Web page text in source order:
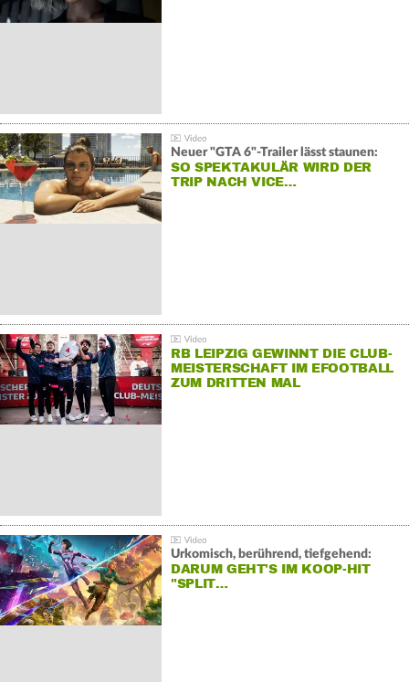
Neuer "GTA 6"-Trailer lässt staunen:
SO SPEKTAKULÄR WIRD DER
TRIP NACH VICE…
RB LEIPZIG GEWINNT DIE CLUB-
MEISTERSCHAFT IM EFOOTBALL
ZUM DRITTEN MAL
Urkomisch, berührend, tiefgehend:
DARUM GEHT'S IM KOOP-HIT
"SPLIT…